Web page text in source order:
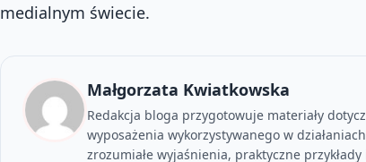
medialnym świecie.
Małgorzata Kwiatkowska
Redakcja bloga przygotowuje materiały
wyposażenia wykorzystywanego w
zrozumiałe wyjaśnienia, praktyczne